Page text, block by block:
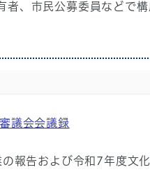
、市民公募委員などで構
議会会議録
報告および令和7年度文